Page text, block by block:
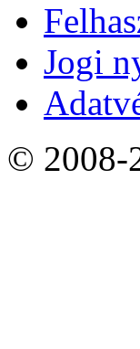
Jogi
© 2008-